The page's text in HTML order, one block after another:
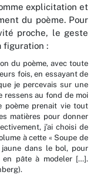
explicitation et
du poème. Pour
proche, le geste
figuration :
du poème, avec toute
fois, en essayant de
je percevais sur une
ressens au fond de moi
poème prenait vie tout
matières pour donner
j’ai choisi de
à cette « Soupe de
jaune dans le bol, pour
en pâte à modeler […].